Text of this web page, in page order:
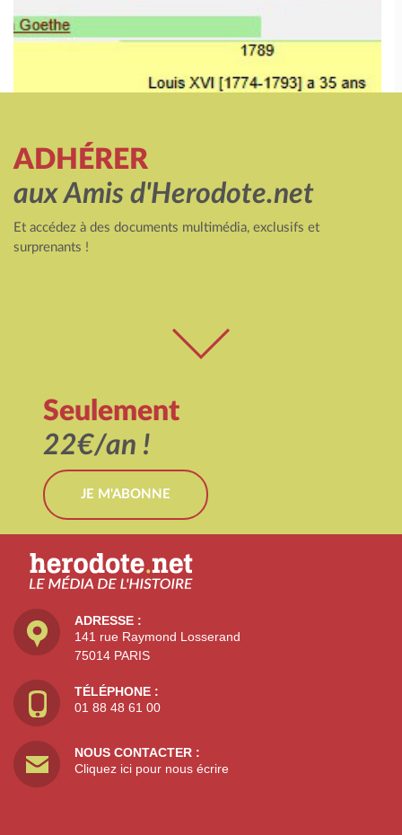
ADHÉRER
aux Amis d'Herodote.net
Et accédez à des documents multimédia, exclusifs et
surprenants !
Seulement
22€/an !
JE M'ABONNE
ADRESSE :
141 rue Raymond Losserand
75014 PARIS
TÉLÉPHONE :
01 88 48 61 00
NOUS CONTACTER :
Cliquez ici pour nous écrire